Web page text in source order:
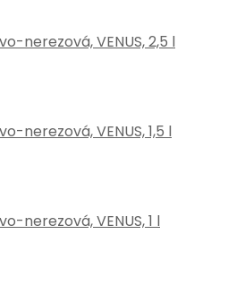
nerezová, VENUS, 2,5 l
nerezová, VENUS, 1,5 l
nerezová, VENUS, 1 l